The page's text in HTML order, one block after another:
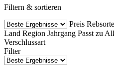
Filtern & sortieren
Preis Rebsorte
Land Region Jahrgang Passt zu
Verschlussart
Filter